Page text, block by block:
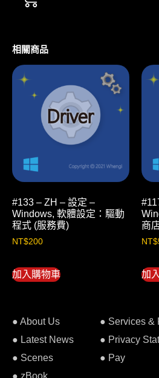
相關商品
#133 – ZH – 設定 –
Windows, 軟體設定：驅動
程式 (服務費)
NT$200
加入購物車
商
NT$
加
● About Us
● Latest News
● Scenes
● zBook
● Services &
● Privacy
● Pay